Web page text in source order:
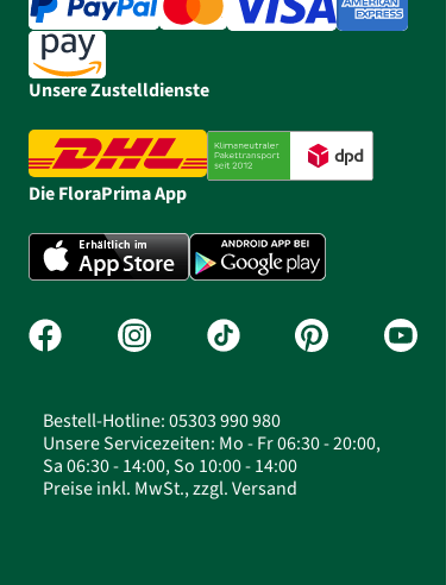
Unsere Zustelldienste
Die FloraPrima App
Bestell-Hotline: 05303 990 980
Unsere Servicezeiten: Mo - Fr 06:30 - 20:00,
Sa 06:30 - 14:00, So 10:00 - 14:00
Preise inkl. MwSt., zzgl. Versand